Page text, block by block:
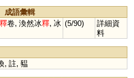
成語彙輯
釋卷, 渙然冰釋, 冰 (5/90)
詳細資
料
, 註, 豱